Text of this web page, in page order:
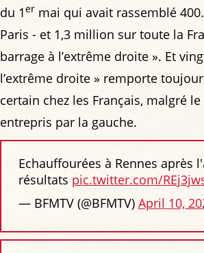
du 1er mai qui avait rassemblé
Paris - et 1,3 million sur toute la
barrage à l’extrême droite ». Et
l’extrême droite » remporte
certain chez les Français, malgré
entrepris par la gauche.
Echauffourées à Rennes après
résultats pic.twitter.com/
— BFMTV (@BFMTV) April 10,